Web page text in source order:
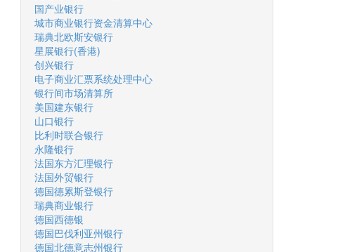
国产业银行
城市商业银行资金清算中心
瑞典北欧斯安银行
星展银行(香港)
创兴银行
电子商业汇票系统处理中心
银行间市场清算所
美国建东银行
山口银行
比利时联合银行
永隆银行
法国东方汇理银行
法国外贸银行
德国德累斯登银行
瑞典商业银行
德国西德银
德国巴伐利亚州银行
德国北德意志州银行